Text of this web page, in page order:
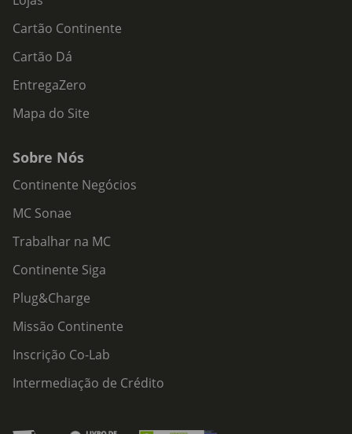
Cartão Continente
Cartão Dá
EntregaZero
Mapa do Site
Sobre Nós
Continente Negócios
MC Sonae
Trabalhar na MC
Continente Siga
Plug&Charge
Missão Continente
Inscrição Co-Lab
Intermediação de Crédito